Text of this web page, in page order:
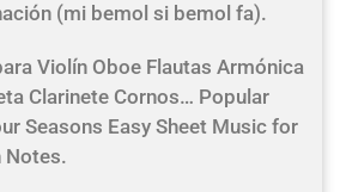
(mi bemol si bemol fa).
Violín Oboe Flautas Armónica
Clarinete Cornos… Popular
Seasons Easy Sheet Music for
Notes.